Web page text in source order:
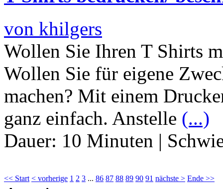
von khilgers
Wollen Sie Ihren T Shirts
Wollen Sie für eigene
machen? Mit einem
ganz einfach. Anstelle (...)
Dauer: 10 Minuten |
<< Start < vorherige 1 2 3 ... 86 87 88 89 90 91 nächste > Ende >>